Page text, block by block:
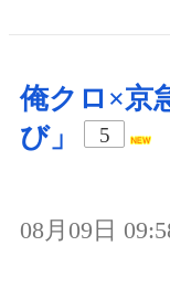
俺クロ×京
び」
5
08月09日